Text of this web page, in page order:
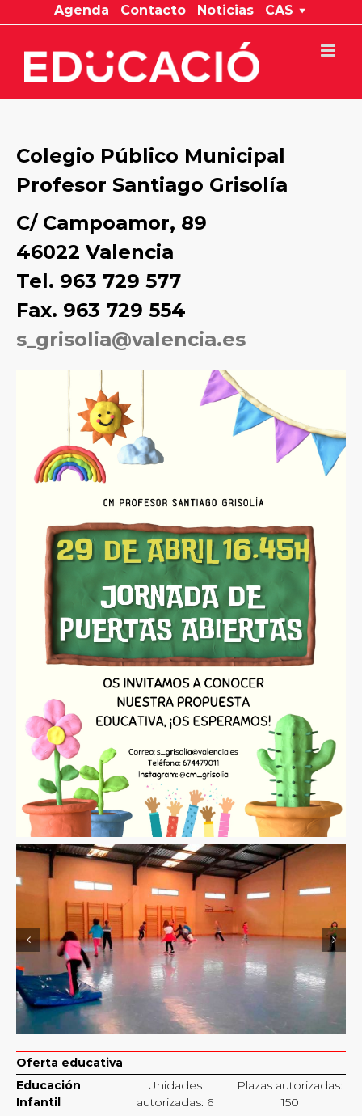
al
contenido
Agenda Contacto Noticias CAS
Colegio Público Municipal
Profesor Santiago Grisolía
C/ Campoamor, 89
46022 Valencia
Tel. 963 729 577
Fax. 963 729 554
s_grisolia@valencia.es
Oferta educativa
Educación
Infantil
Unidades
autorizadas: 6
Plazas autorizadas:
150